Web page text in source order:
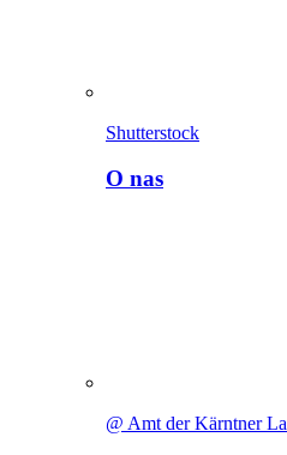
Shutterstock
O nas
@ Amt der Kärntner